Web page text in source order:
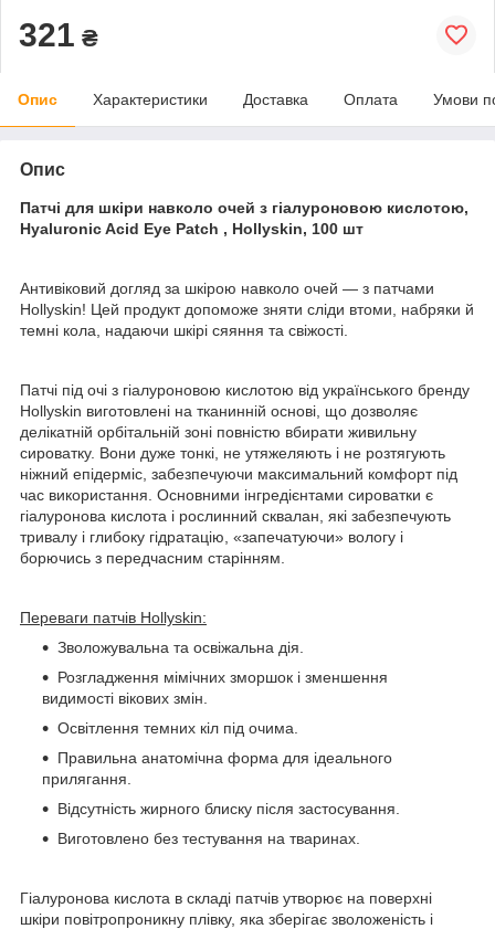
321 ₴
Опис Характеристики Доставка Оплата Умови
Опис
Патчі для шкіри навколо очей з гіалуроновою кислотою,
Hyaluronic Acid Eye Patch , Hollyskin, 100 шт
Антивіковий догляд за шкірою навколо очей — з патчами
Hollyskin! Цей продукт допоможе зняти сліди втоми, набряки й
темні кола, надаючи шкірі сяяння та свіжості.
Патчі під очі з гіалуроновою кислотою від українського бренду
Hollyskin виготовлені на тканинній основі, що дозволяє
делікатній орбітальній зоні повністю вбирати живильну
сироватку. Вони дуже тонкі, не утяжеляють і не розтягують
ніжний епідерміс, забезпечуючи максимальний комфорт під
час використання. Основними інгредієнтами сироватки є
гіалуронова кислота і рослинний сквалан, які забезпечують
тривалу і глибоку гідратацію, «запечатуючи» вологу і
борючись з передчасним старінням.
Переваги патчів Hollyskin:
Зволожувальна та освіжальна дія.
Розгладження мімічних зморшок і зменшення
видимості вікових змін.
Освітлення темних кіл під очима.
Правильна анатомічна форма для ідеального
прилягання.
Відсутність жирного блиску після застосування.
Виготовлено без тестування на тваринах.
Гіалуронова кислота в складі патчів утворює на поверхні
шкіри повітропроникну плівку, яка зберігає зволоженість і